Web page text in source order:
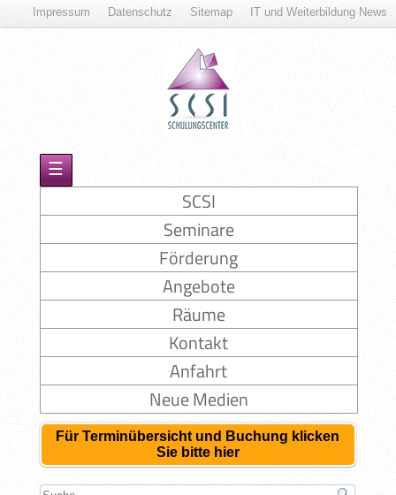
IT und Weiterbildung News
Sitemap
Datenschutz
Impressum
☰
SCSI
Seminare
Förderung
Angebote
Räume
Kontakt
Anfahrt
Neue Medien
Für Terminübersicht und Buchung klicken
Sie bitte hier